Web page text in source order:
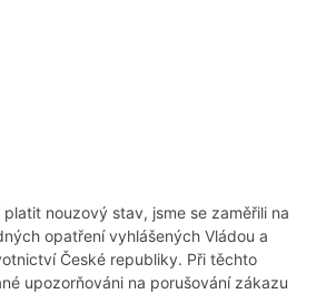
nouzový stav, jsme se zaměřili na
opatření vyhlášených Vládou a
České republiky. Při těchto
upozorňováni na porušování zákazu